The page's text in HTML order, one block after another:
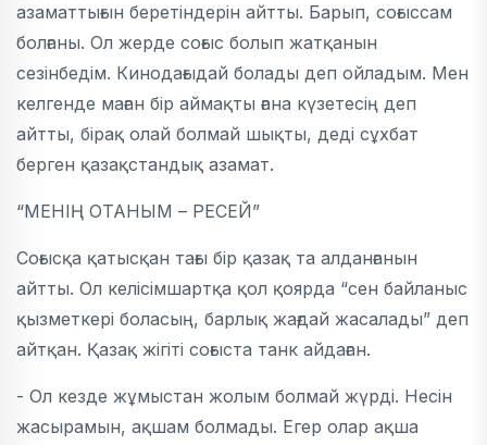
азаматтығын беретіндерін айтты. Барып, соғыссам
болғаны. Ол жерде соғыс болып жатқанын
сезінбедім. Кинодағыдай болады деп ойладым. Мен
келгенде маған бір аймақты ғана күзетесің деп
айтты, бірақ олай болмай шықты, деді сұхбат
берген қазақстандық азамат.
“МЕНІҢ ОТАНЫМ – РЕСЕЙ”
Соғысқа қатысқан тағы бір қазақ та алданғанын
айтты. Ол келісімшартқа қол қоярда “сен байланыс
қызметкері боласың, барлық жағдай жасалады” деп
айтқан. Қазақ жігіті соғыста танк айдаған.
- Ол кезде жұмыстан жолым болмай жүрді. Несін
жасырамын, ақшам болмады. Егер олар ақша